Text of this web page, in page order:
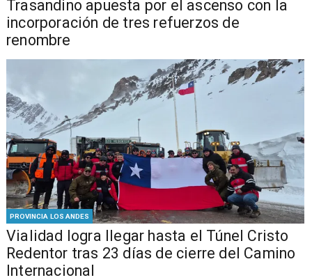
Trasandino apuesta por el ascenso con la
incorporación de tres refuerzos de
renombre
PROVINCIA LOS ANDES
Vialidad logra llegar hasta el Túnel Cristo
Redentor tras 23 días de cierre del Camino
Internacional